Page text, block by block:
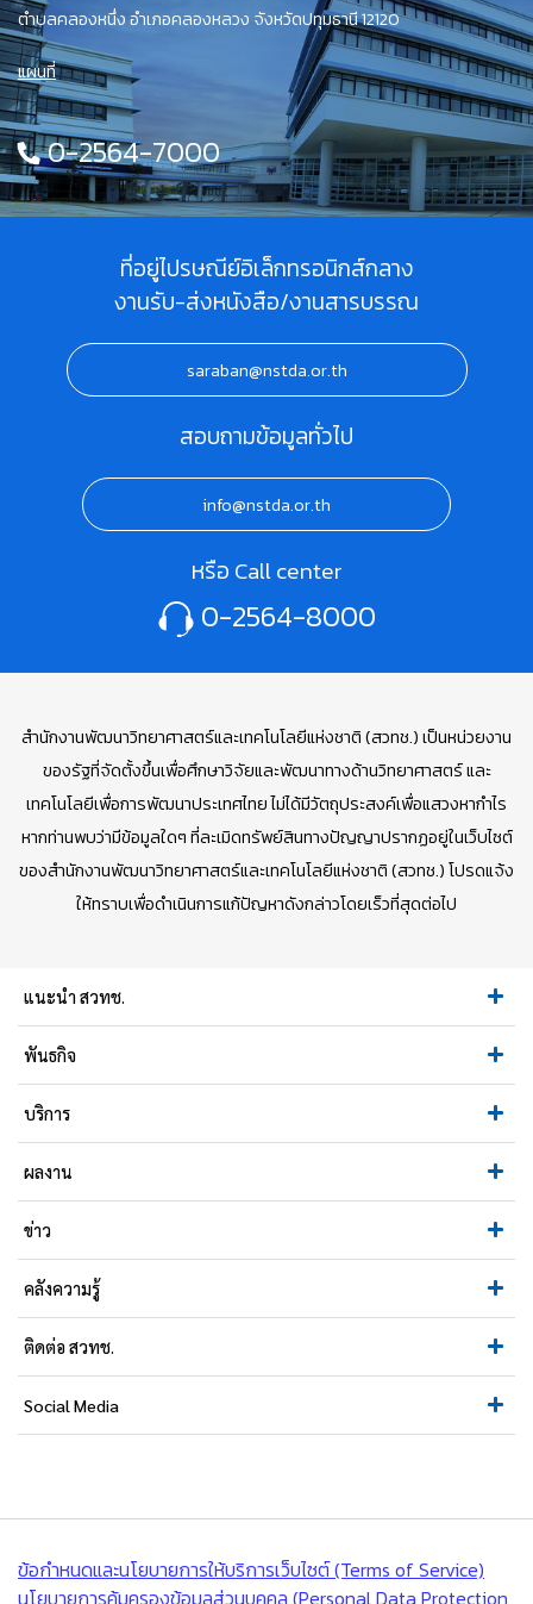
ตำบลคลองหนึ่ง อำเภอคลองหลวง จังหวัดปทุมธานี 12120
แผนที่
0-2564-7000
ที่อยู่ไปรษณีย์อิเล็กทรอนิกส์กลาง
งานรับ-ส่งหนังสือ/งานสารบรรณ
saraban@nstda.or.th
สอบถามข้อมูลทั่วไป
info@nstda.or.th
หรือ Call center
0-2564-8000
สำนักงานพัฒนาวิทยาศาสตร์และเทคโนโลยีแห่งชาติ (สวทช.) เป็นหน่วยงาน
ของรัฐที่จัดตั้งขึ้นเพื่อศึกษาวิจัยและพัฒนาทางด้านวิทยาศาสตร์ และ
เทคโนโลยีเพื่อการพัฒนาประเทศไทย ไม่ได้มีวัตถุประสงค์เพื่อแสวงหากำไร
หากท่านพบว่ามีข้อมูลใดๆ ที่ละเมิดทรัพย์สินทางปัญญาปรากฏอยู่ในเว็บไซต์
ของสำนักงานพัฒนาวิทยาศาสตร์และเทคโนโลยีแห่งชาติ (สวทช.) โปรดแจ้ง
ให้ทราบเพื่อดำเนินการแก้ปัญหาดังกล่าวโดยเร็วที่สุดต่อไป
แนะนำ สวทช.
พันธกิจ
บริการ
ผลงาน
ข่าว
คลังความรู้
ติดต่อ สวทช.
Social Media
ข้อกำหนดและนโยบายการให้บริการเว็บไซต์ (Terms of Service)
นโยบายการคุ้มครองข้อมูลส่วนบุคคล (Personal Data Protection